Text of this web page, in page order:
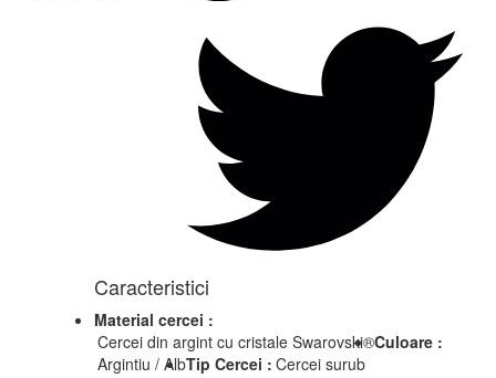
Caracteristici
Material cercei :
Cercei din argint cu cristale Swarovski®Culoare :
Argintiu / AlbTip Cercei : Cercei surub